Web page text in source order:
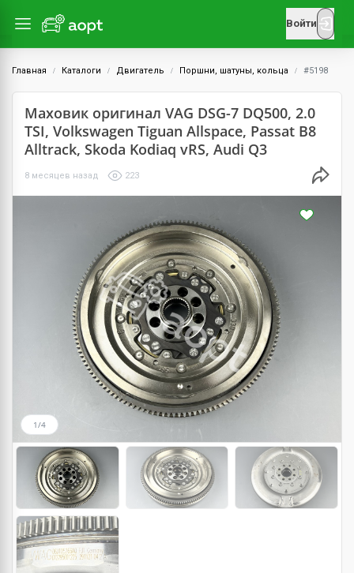
Войти
Главная Каталоги Двигатель Поршни, шатуны, кольца #5198
Маховик оригинал VAG DSG-7 DQ500, 2.0
TSI, Volkswagen Tiguan Allspace, Passat B8
Alltrack, Skoda Kodiaq vRS, Audi Q3
8 месяцев назад 223
1/4